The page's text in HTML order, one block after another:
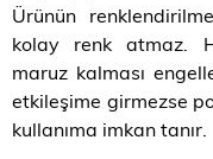
Ürünün
kolay renk atmaz.
maruz kalması
etkileşime girmezse
kullanıma imkan tanır.